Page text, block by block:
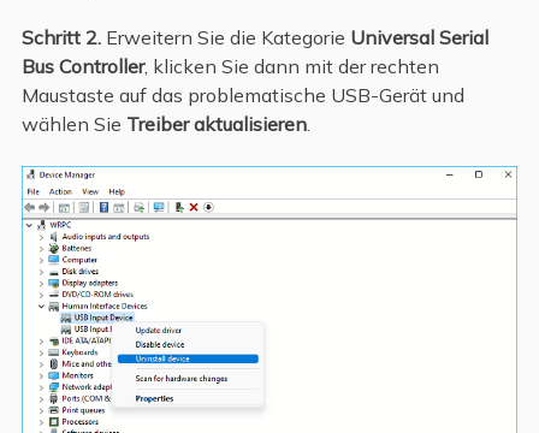
Schritt 2. Erweitern Sie die Kategorie Universal Serial
Bus Controller, klicken Sie dann mit der rechten
Maustaste auf das problematische USB-Gerät und
wählen Sie Treiber aktualisieren.